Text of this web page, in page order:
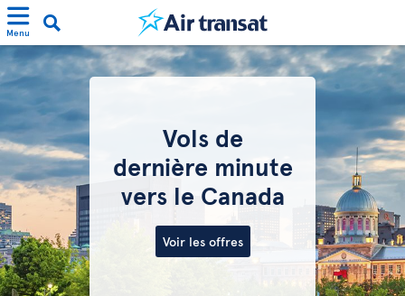
Menu
Vols de
dernière minute
vers le Canada
Voir les offres